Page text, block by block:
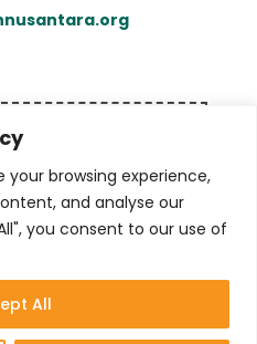
browsing experience,
and analyse our
you consent to our use of
All
secara penuh dan
yang tidak halal dan
uang (money
maupun tindak
lainnya